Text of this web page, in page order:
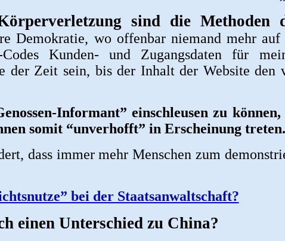
sind die Methoden
Demokratie, wo offenbar niemand mehr
Kunden- und Zugangsdaten für
Zeit sein, bis der Inhalt der Website den
Informant” einschleusen zu
somit “unverhofft” in Erscheinung treten.
dass immer mehr Menschen zum
bei der Staatsanwaltschaft?
einen Unterschied zu China?